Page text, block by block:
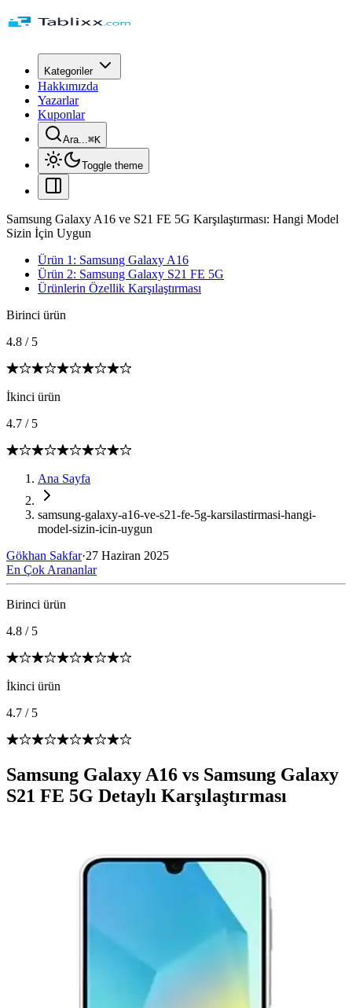
Kategoriler
Hakkımızda
Yazarlar
Kuponlar
Ara...⌘K
Toggle theme
Samsung Galaxy A16 ve S21 FE 5G Karşılaştırması: Hangi Model
Sizin İçin Uygun
Ürün 1: Samsung Galaxy A16
Ürün 2: Samsung Galaxy S21 FE 5G
Ürünlerin Özellik Karşılaştırması
Birinci ürün
4.8 / 5
İkinci ürün
4.7 / 5
Ana Sayfa
samsung-galaxy-a16-ve-s21-fe-5g-karsilastirmasi-hangi-
model-sizin-icin-uygun
Gökhan Sakfar·27 Haziran 2025
En Çok Arananlar
Birinci ürün
4.8 / 5
İkinci ürün
4.7 / 5
Samsung Galaxy A16 vs Samsung Galaxy
S21 FE 5G Detaylı Karşılaştırması